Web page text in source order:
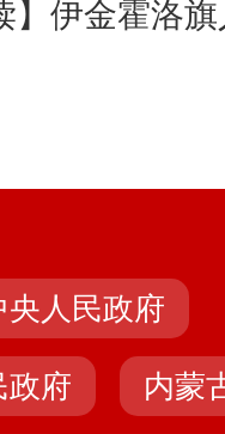
人民政府
政府 内蒙